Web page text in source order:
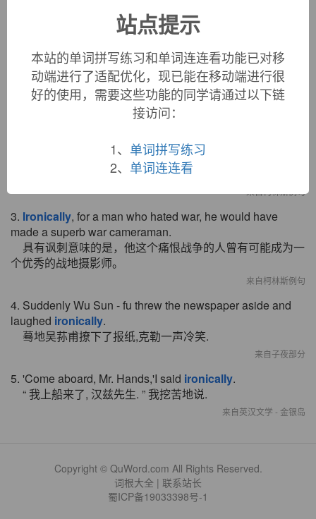
Ironically, the latest clamp-down has just led to renewed
international criticism.
让人哭笑不得的是，最近的制裁结果只是导致新一波国际
社会的批评。
2. Classmates at West Point hadironically
西点军校的同学们曾挖苦地戏称他为“美人”。
来自柯林斯例句
3. Ironically, for a man who hated war, he would have
made a superb war cameraman.
具有讽刺意味的是，他这个痛恨战争的人曾有可能成为一
个优秀的战地摄影师。
来自柯林斯例句
4. Suddenly Wu Sun - fu threw the newspaper aside and
laughed ironically.
蓦地吴荪甫撩下了报纸,克勒一声冷笑.
来自子夜部分
5. 'Come aboard, Mr. Hands,'I said ironically.
“ 我上船来了, 汉兹先生. ” 我挖苦地说.
来自英汉文学 - 金银岛
Copyright © QuWord.com All Rights Reserved.
词根大全 | 联系站长
蜀ICP备19033398号-1
站点提示
本站的单词拼写练习和单词连连看功能已对移
动端进行了适配优化，现已能在移动端进行很
好的使用，需要这些功能的同学请通过以下链
接访问：
1、 单词拼写练习
2、 单词连连看